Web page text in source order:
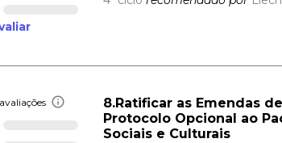
avaliações
8.Ratificar as Emendas
Protocolo Opcional ao
Sociais e Culturais